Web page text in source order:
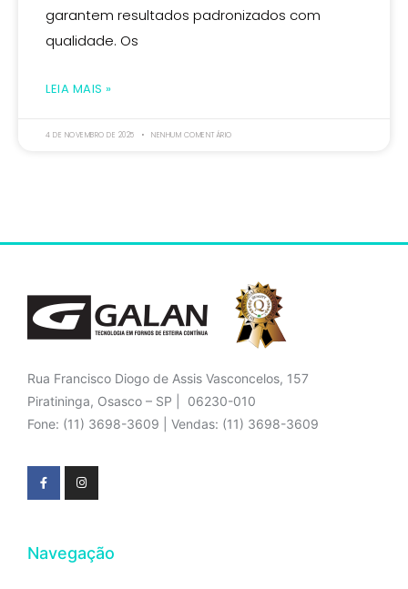
garantem resultados padronizados com
qualidade. Os
LEIA MAIS »
4 DE NOVEMBRO DE 2025 NENHUM COMENTÁRIO
Rua Francisco Diogo de Assis Vasconcelos, 157
Piratininga, Osasco – SP | 06230-010
Fone: (11) 3698-3609 | Vendas: (11) 3698-3609
Navegação